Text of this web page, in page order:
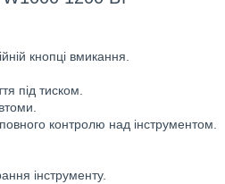
кнопці вмикання.
під тиском.
контролю над інструментом.
інструменту.